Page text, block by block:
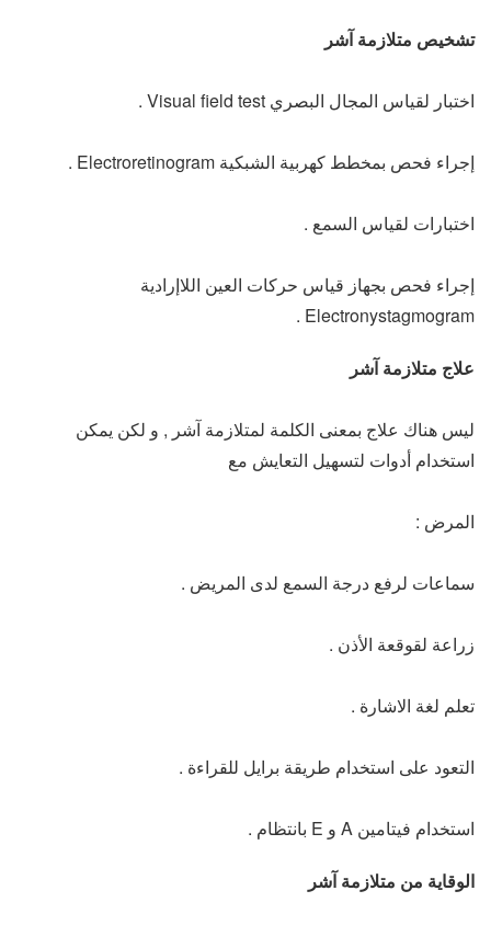
تشخيص متلازمة آشر
اختبار لقياس المجال البصري Visual field test .
إجراء فحص بمخطط كهربية الشبكية Electroretinogram .
اختبارات لقياس السمع .
إجراء فحص بجهاز قياس حركات العين اللاإرادية
Electronystagmogram .
علاج متلازمة آشر
ليس هناك علاج بمعنى الكلمة لمتلازمة آشر , و لكن يمكن
استخدام أدوات لتسهيل التعايش مع
المرض :
سماعات لرفع درجة السمع لدى المريض .
زراعة لقوقعة الأذن .
تعلم لغة الاشارة .
التعود على استخدام طريقة برايل للقراءة .
استخدام فيتامين A و E بانتظام .
الوقاية من متلازمة آشر